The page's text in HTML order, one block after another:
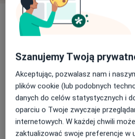
Jadwiga Haniszewska-
Pediatra, Anestezjolog
Bartoszycka 3, Lidzbark
Indywidualna Specjalistyczna
Szanujemy Twoją
Akceptując, pozwalasz nam i
plików cookie (lub podobnych
danych do celów statystycznych i
oparciu o Twoje zwyczaje
internetowych. W każdej chwili
zaktualizować swoje preferencje w